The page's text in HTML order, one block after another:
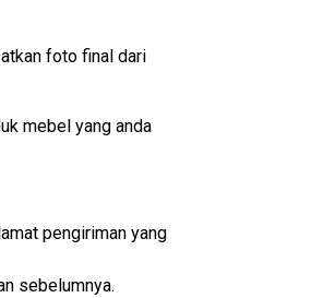
foto final dari
mebel yang anda
pengiriman yang
sebelumnya.